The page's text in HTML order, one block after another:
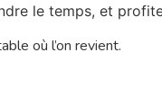
le temps, et
où l’on revient.